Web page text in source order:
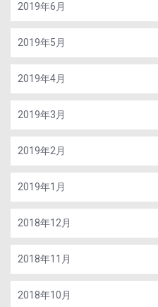
2019年6月
2019年5月
2019年4月
2019年3月
2019年2月
2019年1月
2018年12月
2018年11月
2018年10月